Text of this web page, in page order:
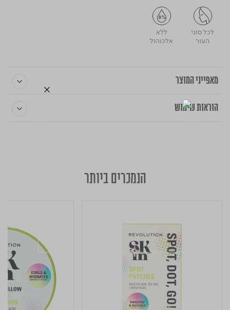
לכל סוגי
העור
ללא
אלכוהול
מאפייני המוצר
הוראות שימוש
הנמכרים ביותר